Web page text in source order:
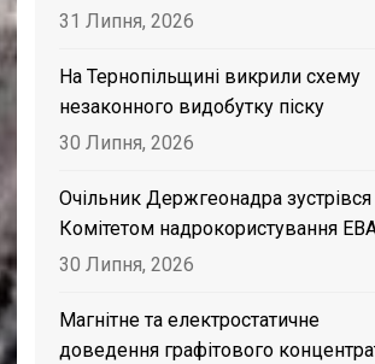
31 Липня, 2026
На Тернопільщині викрили схему
незаконного видобутку піску
30 Липня, 2026
Очільник Держгеонадра зустрівся
Комітетом надрокористування
30 Липня, 2026
Магнітне та електростатичне
доведення графітового